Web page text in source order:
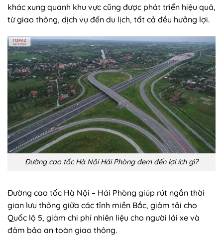
khác xung quanh khu vực cũng được phát triển hiệu quả,
từ giao thông, dịch vụ đến du lịch, tất cả đều hưởng lợi.
Đường cao tốc Hà Nội Hải Phòng đem đến lợi ích gì?
Đường cao tốc Hà Nội – Hải Phòng giúp rút ngắn thời
gian lưu thông giữa các tỉnh miền Bắc, giảm tải cho
Quốc lộ 5, giảm chi phí nhiên liệu cho người lái xe và
đảm bảo an toàn giao thông.